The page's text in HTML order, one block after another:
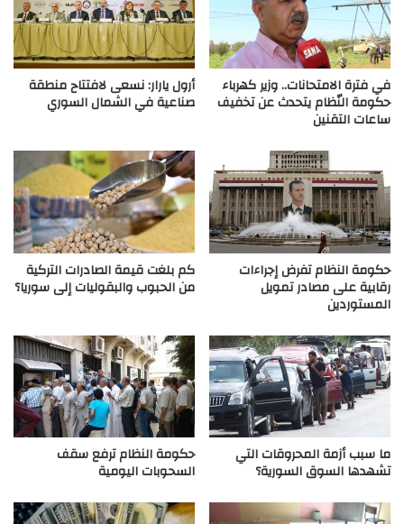
في فترة الامتحانات.. وزير كهرباء
حكومة النّظام يتحدث عن تخفيف
ساعات التقنين
أرول يارار: نسعى لافتتاح منطقة
صناعية في الشمال السوري
حكومة النظام تفرض إجراءات
رقابية على مصادر تمويل
المستوردين
كم بلغت قيمة الصادرات التركية
من الحبوب والبقوليات إلى سوريا؟
ما سبب أزمة المحروقات التي
تشهدها السوق السورية؟
حكومة النظام ترفع سقف
السحوبات اليومية